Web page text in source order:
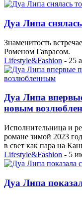
Дуа Липа
Знаменитость
Роменом Гаврасом.
Lifestyle&Fashion - 25
Дуа Липа
новым
Исполнительница и
романе зимой 2023
в свет как пара на
Lifestyle&Fashion - 5
Дуа Липа